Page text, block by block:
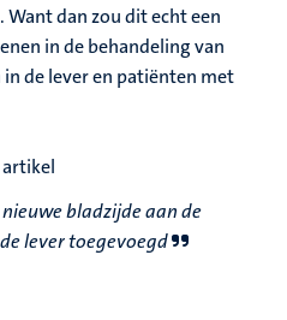
Want dan zou dit echt een
in de behandeling van
de lever en patiënten met
bladzijde aan de
lever toegevoegd